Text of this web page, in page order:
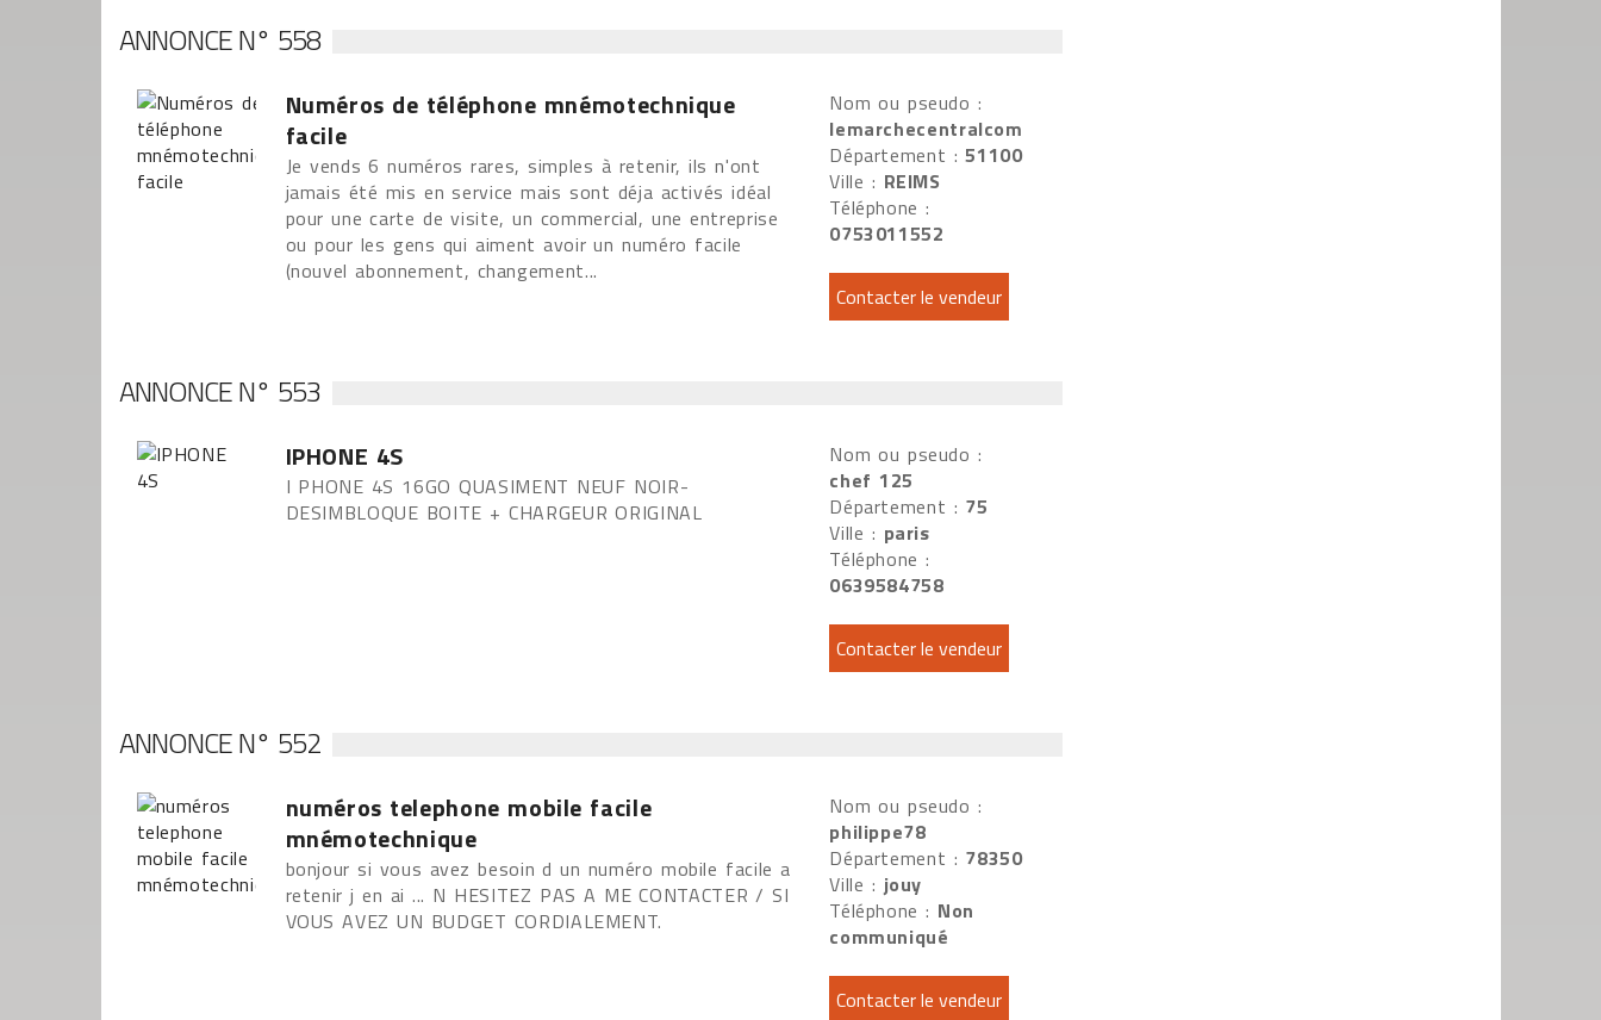
ANNONCE N° 558
Numéros de téléphone mnémotechnique
facile
Je vends 6 numéros rares, simples à retenir, ils n'ont
jamais été mis en service mais sont déja activés idéal
pour une carte de visite, un commercial, une entreprise
ou pour les gens qui aiment avoir un numéro facile
(nouvel abonnement, changement...
Nom ou pseudo :
lemarchecentralcom
Département :51100
Ville : REIMS
Téléphone :
0753011552
ANNONCE N° 553
IPHONE 4S
I PHONE 4S 16GO QUASIMENT NEUF NOIR-
DESIMBLOQUE BOITE + CHARGEUR ORIGINAL
Nom ou pseudo :
chef 125
Département : 75
Ville : paris
Téléphone :
0639584758
ANNONCE N° 552
numéros telephone mobile facile
mnémotechnique
bonjour si vous avez besoin d un numéro mobile facile a
retenir j en ai ... N HESITEZ PAS A ME CONTACTER / SI
VOUS AVEZ UN BUDGET CORDIALEMENT.
Nom ou pseudo :
philippe78
Département : 78350
Ville : jouy
Téléphone : Non
communiqué